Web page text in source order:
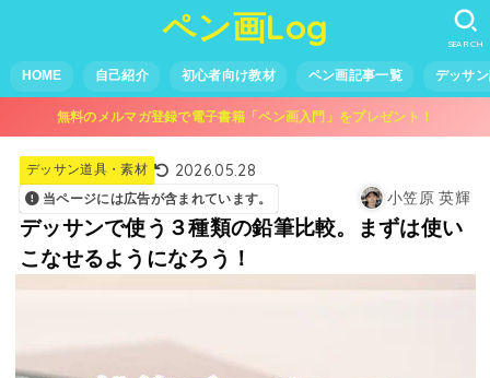
ペン画Log
HOME 自己紹介 初心者向け教材 ペン画記事一覧 デッサ
SEARCH
無料のメルマガ登録で電子書籍「ペン画入門」をプレゼント！
デッサン道具・素材 2026.05.28
当ページには広告が含まれています。 小笠原 英輝
デッサンで使う３種類の鉛筆比較。まずは使い
こなせるようになろう！